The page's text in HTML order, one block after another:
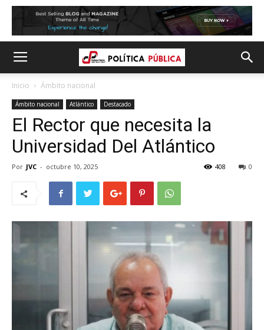
Inicio Ámbito nacional
Ámbito nacional Atlántico Destacado
El Rector que necesita la
Universidad Del Atlántico
Por JVC - octubre 10, 2025 0
408